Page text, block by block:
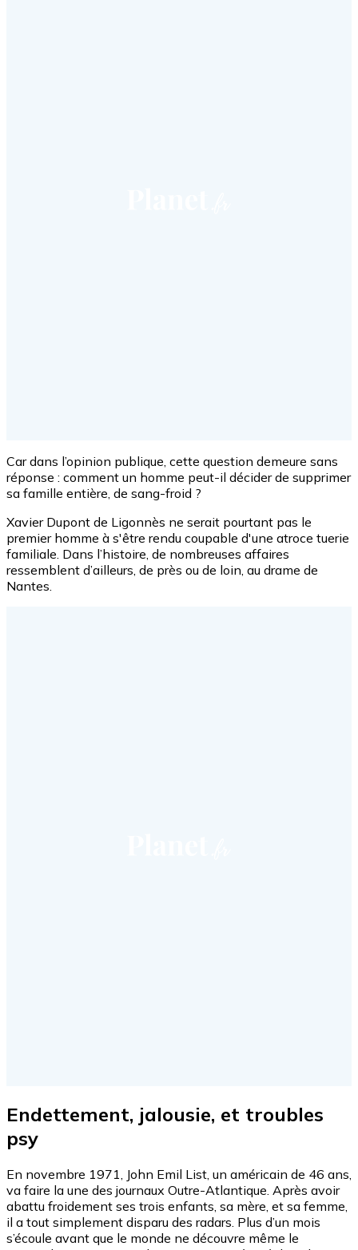
Car dans l’opinion publique, cette question demeure sans
réponse : comment un homme peut-il décider de supprimer
sa famille entière, de sang-froid ?
Xavier Dupont de Ligonnès ne serait pourtant pas le
premier homme à s'être rendu coupable d'une atroce tuerie
familiale. Dans l’histoire, de nombreuses affaires
ressemblent d’ailleurs, de près ou de loin, au drame de
Nantes.
Endettement, jalousie, et troubles
psy
En novembre 1971, John Emil List, un américain de 46 ans,
va faire la une des journaux Outre-Atlantique. Après avoir
abattu froidement ses trois enfants, sa mère, et sa femme,
il a tout simplement disparu des radars. Plus d’un mois
s’écoule avant que le monde ne découvre même le